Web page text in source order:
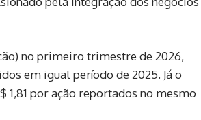
no primeiro trimestre de 2026,
em igual período de 2025. Já o
1,81 por ação reportados no mesmo